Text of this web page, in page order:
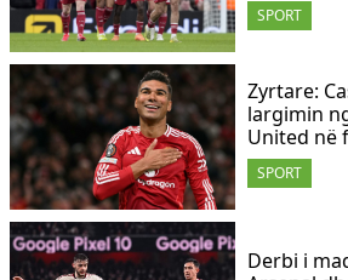
SPORT
SPORT
Zyrtare:
largimin
United në
Derbi i